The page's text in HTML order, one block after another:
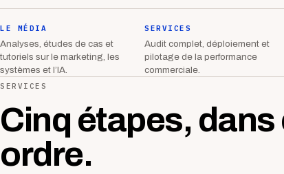
LE MÉDIA
Analyses, études de cas et
tutoriels sur le marketing, les
systèmes et l’IA.
SERVICES
Audit complet, déploiement et
pilotage de la performance
commerciale.
SERVICES
Cinq étapes, dans
ordre.